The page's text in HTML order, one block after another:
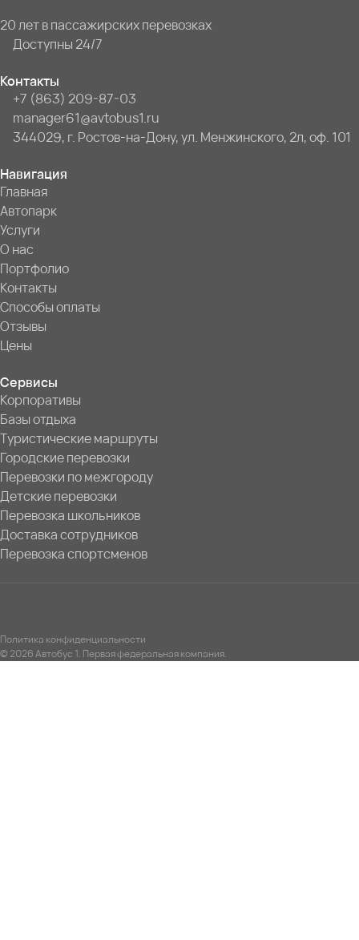
20 лет в пассажирских перевозках
Доступны 24/7
Контакты
+7 (863) 209-87-03
manager61@avtobus1.ru
344029, г. Ростов-на-Дону, ул. Менжинского, 2л, оф. 101
Навигация
Главная
Автопарк
Услуги
О нас
Портфолио
Контакты
Способы оплаты
Отзывы
Цены
Сервисы
Корпоративы
Базы отдыха
Туристические маршруты
Городские перевозки
Перевозки по межгороду
Детские перевозки
Перевозка школьников
Доставка сотрудников
Перевозка спортсменов
Политика конфиденциальности
© 2026 Автобус 1. Первая федеральная компания.